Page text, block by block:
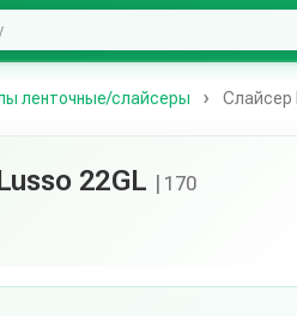
ленточные/слайсеры Слайсер
22GL | 170